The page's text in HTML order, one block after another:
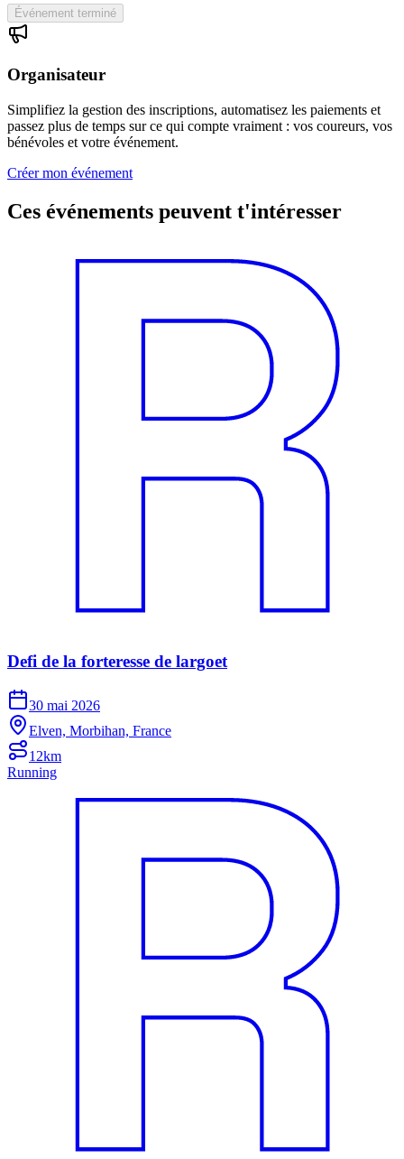
Événement terminé
Organisateur
Simplifiez la gestion des inscriptions, automatisez les paiements et
passez plus de temps sur ce qui compte vraiment : vos coureurs, vos
bénévoles et votre événement.
Créer mon événement
Ces événements peuvent t'intéresser
Defi de la forteresse de largoet
30 mai 2026
Elven, Morbihan, France
12km
Running